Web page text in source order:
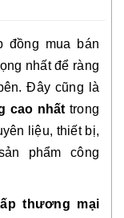
đồng mua bán
nhất để ràng
Đây cũng là
cao nhất trong
liệu, thiết bị,
phẩm công
thương mại